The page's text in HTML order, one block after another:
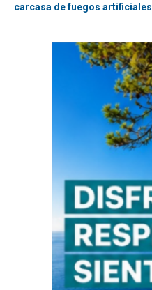
carcasa de fuegos artificiales